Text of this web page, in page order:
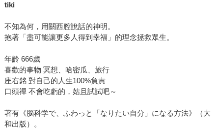
tiki
不知為何，用關西腔說話的神明。
抱著「盡可能讓更多人得到幸福」的理念拯救眾生。
年齡 666歲
喜歡的事物 冥想、哈密瓜、旅行
座右銘 對自己的人生100%負責
口頭禪 不會吃虧的，姑且試試吧～
著有《脳科学で、ふわっと「なりたい自分」になる方法》（大
和出版）。